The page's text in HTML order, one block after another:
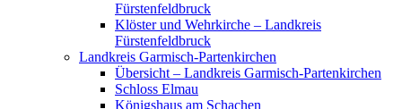
Fürstenfeldbruck
Klöster und Wehrkirche – Landkreis
Fürstenfeldbruck
Landkreis Garmisch-Partenkirchen
Übersicht – Landkreis Garmisch-Partenkirchen
Schloss Elmau
Königshaus am Schachen